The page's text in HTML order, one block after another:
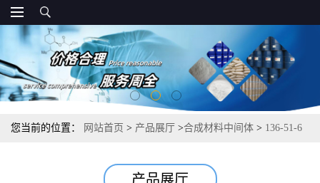
您当前的位置： 网站首页 > 产品展厅 >合成材料中间体 > 136-51-6
产品展厅